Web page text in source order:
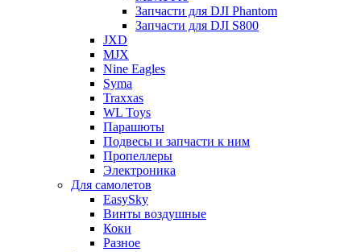
Запчасти для DJI Phantom
Запчасти для DJI S800
JXD
MJX
Nine Eagles
Syma
Traxxas
WL Toys
Парашюты
Подвесы и запчасти к ним
Пропеллеры
Электроника
Для самолетов
EasySky
Винты воздушные
Коки
Разное